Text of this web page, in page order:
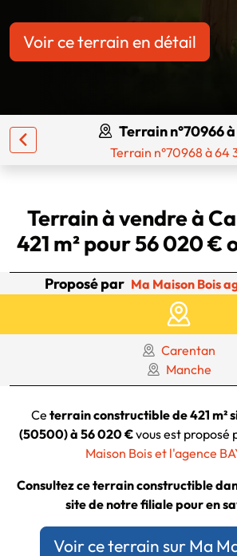
Voir ce terrain en détail
Terrain n°70966
Terrain n°70968 à 64
Terrain à vendre à
421 m² pour 56 020 €
Proposé par Ma Maison Bois
Carentan
Manche
Ce terrain constructible de 421 m²
(50500) à 56 020 €vous est proposé
Maison Bois et l'agence
Consultez ce terrain constructible
site de notre filiale pour en
Voir ce terrain sur Ma